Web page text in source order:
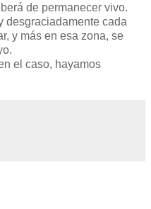
de permanecer vivo.
desgraciadamente cada
y más en esa zona, se
el caso, hayamos